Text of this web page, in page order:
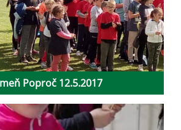
Poproč 12.5.2017